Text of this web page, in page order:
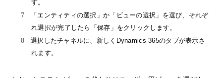
す。
「エンティティの選択」か「ビューの選択」を選び、それぞ
れ選択が完了したら「保存」をクリックします。
選択したチャネルに、新しくDynamics 365のタブが表示さ
れます。